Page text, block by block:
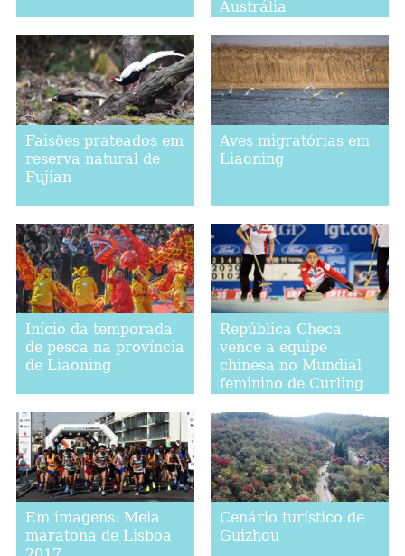
Austrália
Faisões prateados em
reserva natural de
Fujian
Aves migratórias em
Liaoning
Início da temporada
de pesca na província
de Liaoning
República Checa
vence a equipe
chinesa no Mundial
feminino de Curling
Em imagens: Meia
maratona de Lisboa
Cenário turístico de
Guizhou